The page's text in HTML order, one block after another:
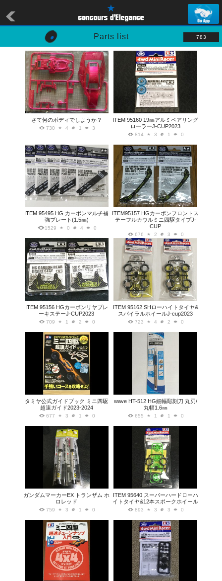
Parts list 783
さて何のボディでしようか？
730 4 1 3
ITEM 95160 19㎜アルミベアリング
ローラーJ-CUP2023
814 3 1 0
ITEM 95495 HG カーボンマルチ補
強プレート(1.5㎜)
1529 0 4 0
ITEM95157 HGカーボンフロントス
テーフルカウルミニ四駆タイプJ-
CUP
676 2 3 0
ITEM 95156 HGカーボンリヤブレ
ーキステーJ-CUP2023
709 1 2 0
ITEM 95162 SHローハイトタイヤ&
スパイラルホイールJ-cup2023
723 4 2 0
タミヤ公式ガイドブック ミニ四駆
超速ガイド2023-2024
677 3 1 0
wave HT-512 HG細幅彫刻刀 丸刃/
丸幅1.6㎜
655 1 1 0
ガンダムマーカーEX トランザム ホ
ロレッド
759 3 1 0
ITEM 95640 スーパーハードローハ
イトタイヤ&12本スポークホイール
893 3 3 0